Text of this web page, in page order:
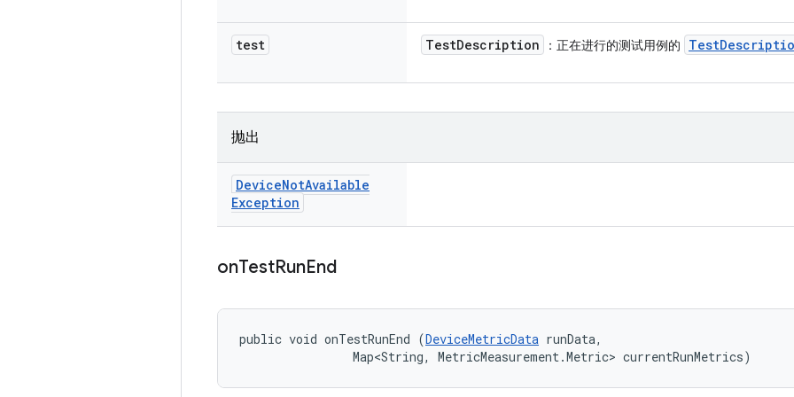
test TestDescription ：正在进行的测试用例的 Test
抛出
DeviceNotAvailable
Exception
onTestRunEnd
public void onTestRunEnd (DeviceMetricData runData,
                Map<String, MetricMeasurement.Metric> currentRunMetrics)